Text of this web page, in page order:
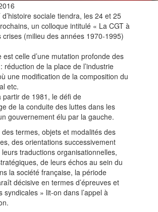
d’histoire sociale tiendra, les 24 et 25
un colloque intitulé « La CGT à
crises (milieu des années 1970-1995)
est celle d’une mutation profonde des
réduction de la place de l’industrie
une modification de la composition du
etc.
partir de 1981, le défi de
de la conduite des luttes dans les
gouvernement élu par la gauche.
des termes, objets et modalités des
des orientations successivement
traductions organisationnelles,
de leurs échos au sein du
la société française, la période
décisive en termes d’épreuves et
syndicales » lit-on dans l’appel à